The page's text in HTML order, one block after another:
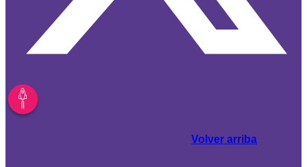
Volver arriba